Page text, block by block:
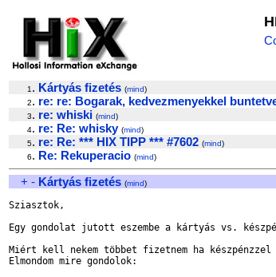
1 . Kártyás fizetés (mind)
2. re: re: Bogarak, kedvezmenyekkel
3. re: whiski (mind)
4. re: Re: whisky (mind)
5. re: Re: *** HIX TIPP *** #7602 (mind)
6. Re: Rekuperacio (mind)
+ - Kártyás fizetés (mind)
Sziasztok,
Egy gondolat jutott eszembe a kártyás vs.
Miért kell nekem többet fizetnem ha
Elmondom mire gondolok: